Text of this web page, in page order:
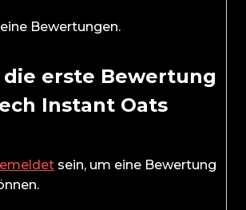
Bewertungen.
die erste Bewertung
Instant Oats
sein, um eine Bewertung